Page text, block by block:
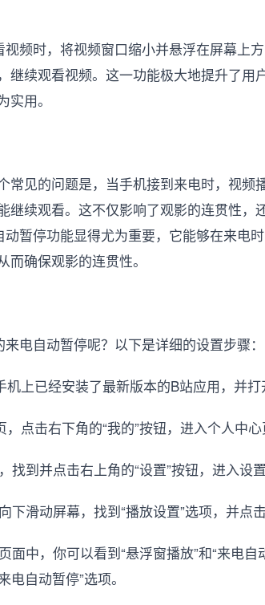
频时，将视频窗口缩小并悬浮在屏幕上
继续观看视频。这一功能极大地提升了用
用。
常见的问题是，当手机接到来电时，视频
继续观看。这不仅影响了观影的连贯性，
暂停功能显得尤为重要，它能够在来电
确保观影的连贯性。
电自动暂停呢？以下是详细的设置步骤：
上已经安装了最新版本的B站应用，并打
点击右下角的“我的”按钮，进入个人中心
到并点击右上角的“设置”按钮，进入设置
滑动屏幕，找到“播放设置”选项，并点击
中，你可以看到“悬浮窗播放”和“来电自
电自动暂停”选项。